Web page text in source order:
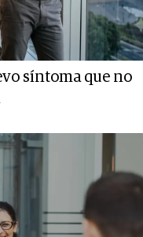
síntoma que no